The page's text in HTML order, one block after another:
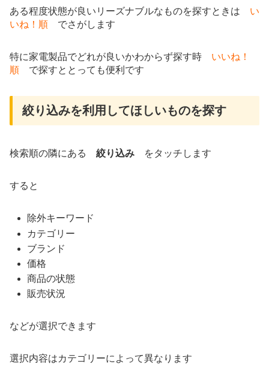
ある程度状態が良いリーズナブルなものを探すときは い
いね！順 でさがします
特に家電製品でどれが良いかわからず探す時 いいね！
順 で探すととっても便利です
絞り込みを利用してほしいものを探す
検索順の隣にある 絞り込み をタッチします
すると
除外キーワード
カテゴリー
ブランド
価格
商品の状態
販売状況
などが選択できます
選択内容はカテゴリーによって異なります